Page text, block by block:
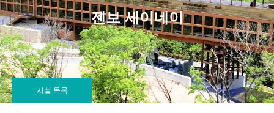
젠보 세이네이
시설 목록